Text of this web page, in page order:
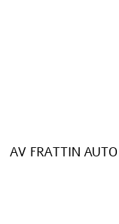
AV FRATTIN